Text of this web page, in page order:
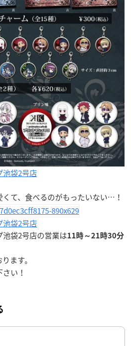
池袋2号店
て、食べるのがもったいない…！
池袋2号店
袋2号店の営業は11時～21時30分
ます。
い！